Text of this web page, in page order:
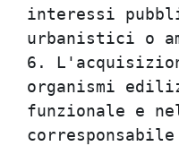
interessi
6.
organismi
funzionale